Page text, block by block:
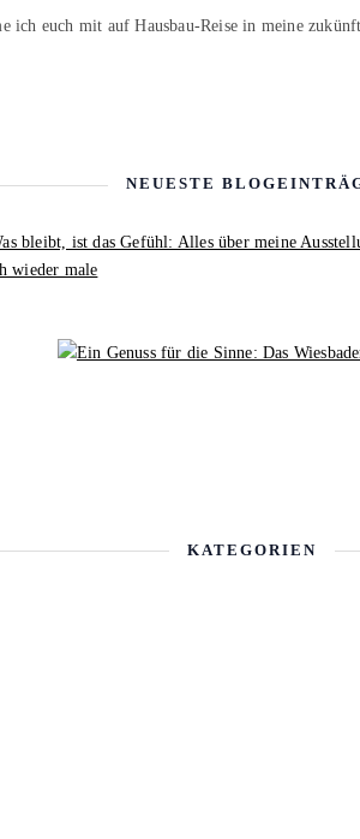
ich euch mit auf Hausbau-Reise in meine
NEUESTE
wieder male
KATEGORIEN